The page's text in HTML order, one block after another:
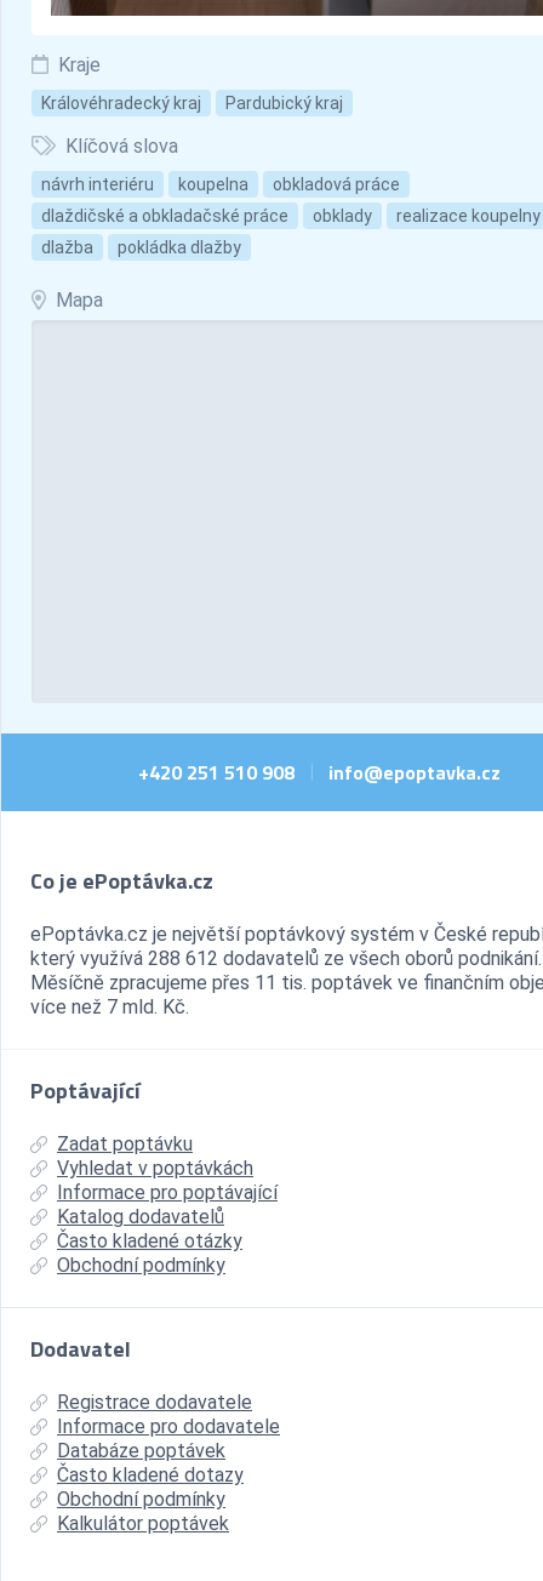
Kraje
Královéhradecký kraj Pardubický kraj
Klíčová slova
návrh interiéru koupelna
obkladová práce
dlaždičské a obkladačské práce
obklady
realizace koupelny
dlažba
pokládka dlažby
Mapa
+420 251 510 908 info@epoptavka.cz
Co je ePoptávka.cz
ePoptávka.cz je největší poptávkový systém v České
který využívá 288 612 dodavatelů ze všech oborů podnikání.
Měsíčně zpracujeme přes 11 tis. poptávek ve finančním
více než 7 mld. Kč.
Poptávající
Zadat poptávku
Vyhledat v poptávkách
Informace pro poptávající
Katalog dodavatelů
Často kladené otázky
Obchodní podmínky
Dodavatel
Registrace dodavatele
Informace pro dodavatele
Databáze poptávek
Často kladené dotazy
Obchodní podmínky
Kalkulátor poptávek